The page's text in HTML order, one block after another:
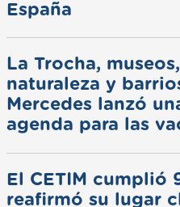
España
La Trocha, museos,
naturaleza y
Mercedes lanzó
agenda para las
El CETIM cumplió
reafirmó su lugar